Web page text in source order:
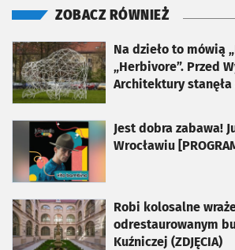
ZOBACZ RÓWNIEŻ
Na dzieło to mówią
„Herbivore”. Przed
Architektury
otworzy się w nowej karcie
Jest dobra zabawa!
Wrocławiu
otworzy się w nowej karcie
Robi kolosalne
odrestaurowanym
Kuźniczej (ZDJĘCIA)
otworzy się w nowej karcie